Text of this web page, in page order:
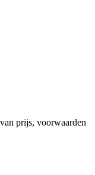
prijs, voorwaarden